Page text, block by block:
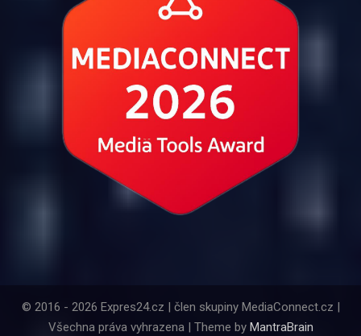
© 2016 - 2026 Expres24.cz | člen skupiny MediaConnect.cz |
Všechna práva vyhrazena | Theme by MantraBrain